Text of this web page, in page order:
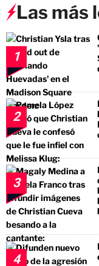
Las más
1
2
3
4